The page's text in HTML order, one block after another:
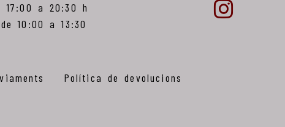
a 20:30 h
10:00 a 13:30
Política de devolucions